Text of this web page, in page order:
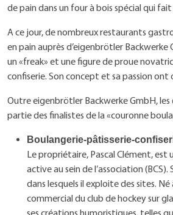
de pain dans un four à bois spécial qui
A ce jour, de nombreux restaurants
en pain auprès d’eigenbrötler
un «freak» et une figure de proue
confiserie. Son concept et sa passion ont
Outre eigenbrötler Backwerke GmbH,
partie des finalistes de la «couronne
Boulangerie-pâtisserie-
Le propriétaire, Pascal Clément,
active au sein de l’association
dans lesquels il exploite des sites.
commercial du club de hockey sur